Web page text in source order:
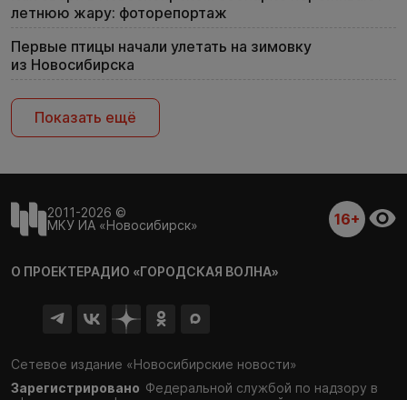
летнюю жару: фоторепортаж
Первые птицы начали улетать на зимовку
из Новосибирска
Показать ещё
2011-2026 ©
МКУ ИА «Новосибирск»
16+
О ПРОЕКТЕРАДИО «ГОРОДСКАЯ ВОЛНА»
Сетевое издание «Новосибирские новости»
Зарегистрировано Федеральной службой по надзору в